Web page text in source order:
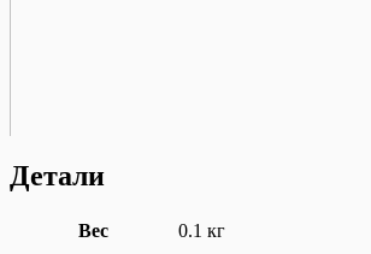
Детали
Вес
0.1 кг